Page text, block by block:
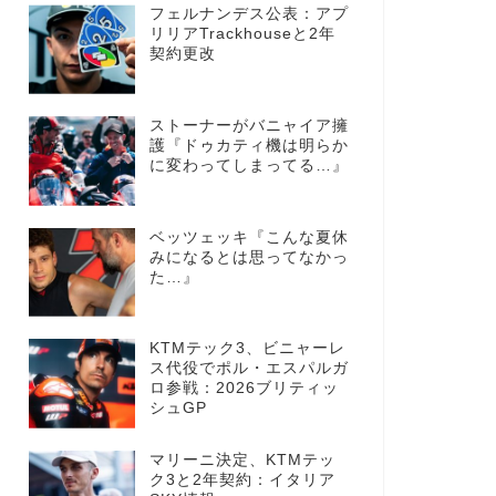
フェルナンデス公表：アプ
リリアTrackhouseと2年
契約更改
ストーナーがバニャイア擁
護『ドゥカティ機は明らか
に変わってしまってる…』
ベッツェッキ『こんな夏休
みになるとは思ってなかっ
た…』
KTMテック3、ビニャーレ
ス代役でポル・エスパルガ
ロ参戦：2026ブリティッ
シュGP
マリーニ決定、KTMテッ
ク3と2年契約：イタリア